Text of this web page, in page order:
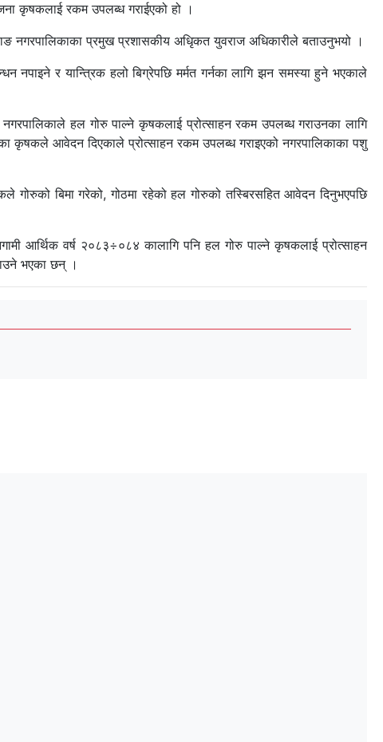
कृषकलाई रकम उपलब्ध गराईएको हो ।
प्रमुख प्रशासकीय अधिृकत युवराज अधिकारीले बताउनुभयो ।
नपाइने र यान्त्रिक हलो बिग्रेपछि मर्मत गर्नका लागि झन समस्या हुने भएकाले
हल गोरु पाल्ने कृषकलाई प्रोत्साहन रकम उपलब्ध गराउनका लागि
कृषकले आवेदन दिएकाले प्रोत्साहन रकम उपलब्ध गराइएको नगरपालिकाका पशु
गोरुको बिमा गरेको, गोठमा रहेको हल गोरुको तस्बिरसहित आवेदन दिनुभएपछि
आर्थिक वर्ष २०८३÷०८४ कालागि पनि हल गोरु पाल्ने कृषकलाई प्रोत्साहन
भएका छन् ।